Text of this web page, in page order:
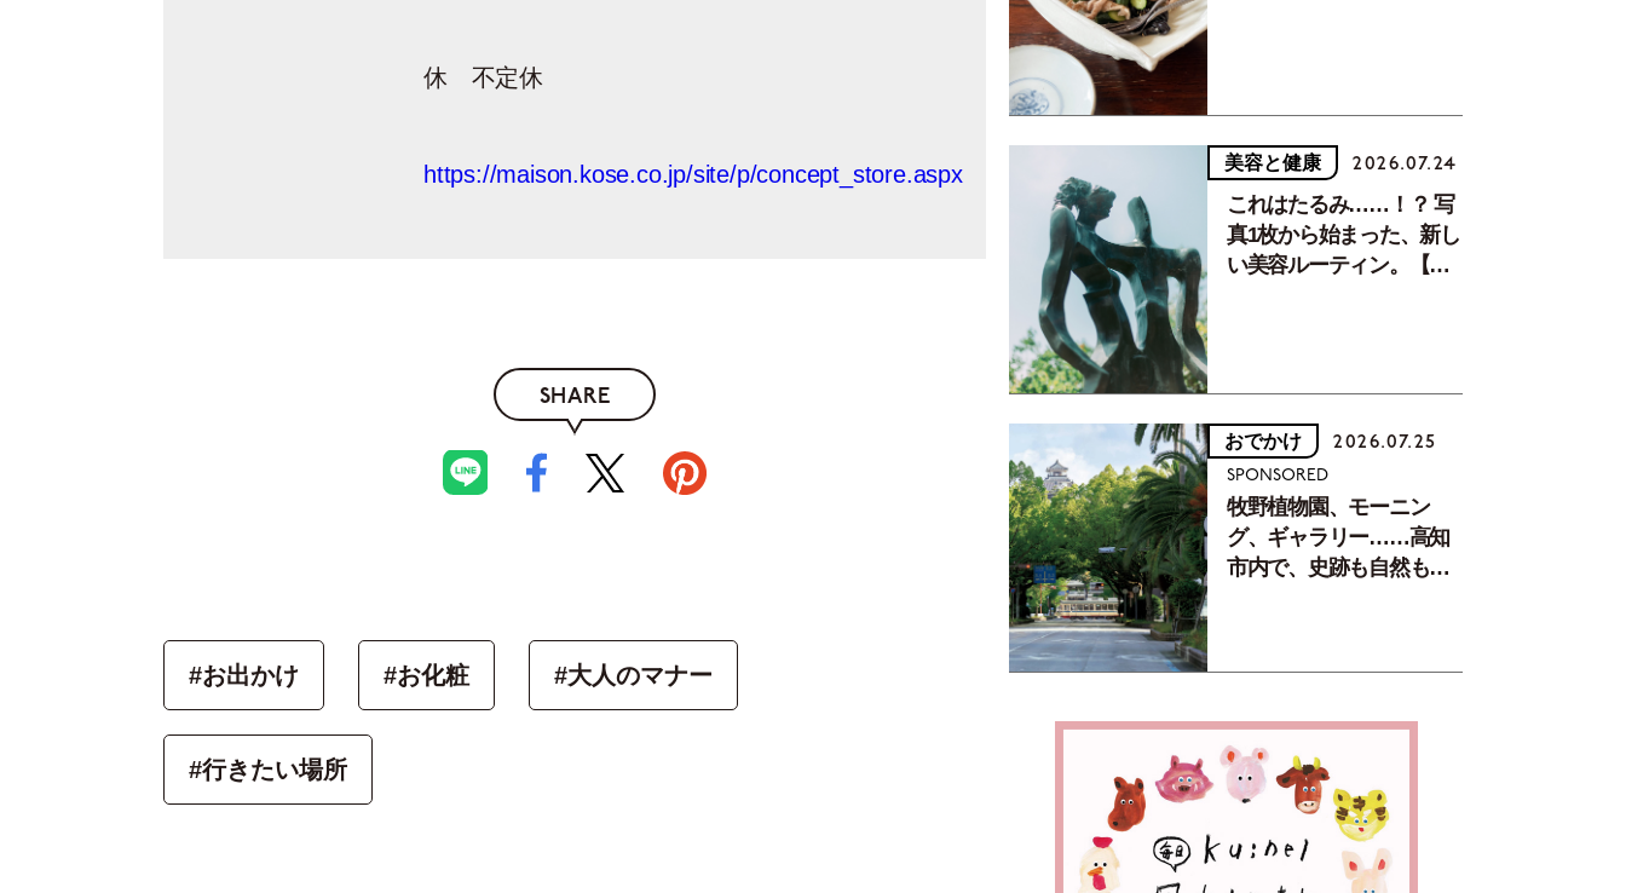
休 不定休
https://maison.kose.co.jp/site/p/concept_store.aspx
SHARE
#お出かけ #お化粧 #大人のマナー
#行きたい場所
美容と健康 2026.07.24
これはたるみ……！？ 写
真1枚から始まった、新し
い美容ルーティン。【中
おでかけ 2026.07.25
SPONSORED
牧野植物園、モーニン
グ、ギャラリー……高知
市内で、史跡も自然もグ